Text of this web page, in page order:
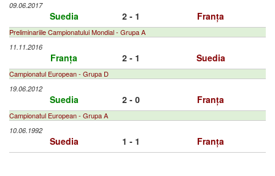
09.06.2017
Suedia 2 - 1 Franța
Preliminariile Campionatului Mondial - Grupa A
11.11.2016
Franța 2 - 1 Suedia
Campionatul European - Grupa D
19.06.2012
Suedia 2 - 0 Franța
Campionatul European - Grupa A
10.06.1992
Suedia 1 - 1 Franța